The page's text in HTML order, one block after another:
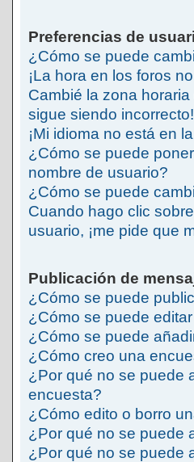
Preferencias de
¿Cómo se puede
¡La hora en los foros
Cambié la zona
sigue siendo incorrecto!
¡Mi idioma no está en
¿Cómo se puede
nombre de usuario?
¿Cómo se puede
Cuando hago clic
usuario, ¡me pide que
Publicación de
¿Cómo se puede
¿Cómo se puede
¿Cómo se puede
¿Cómo creo una
¿Por qué no se puede
encuesta?
¿Cómo edito o borro
¿Por qué no se puede
¿Por qué no se puede